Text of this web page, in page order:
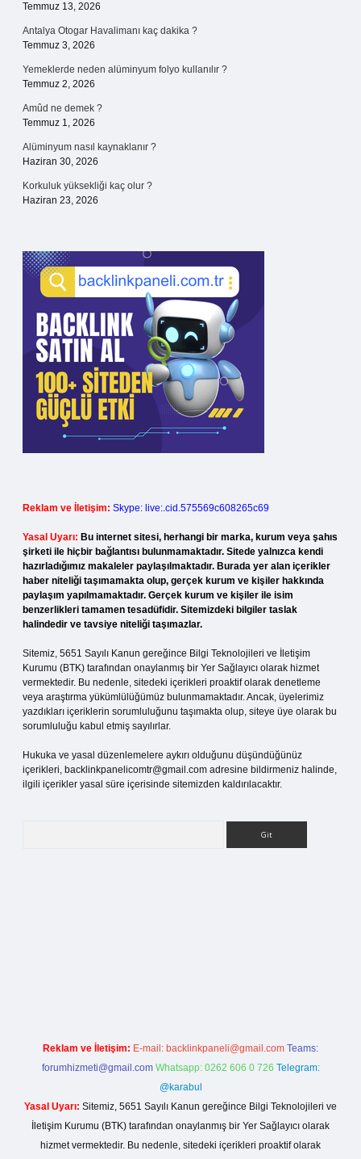
Temmuz 13, 2026
Antalya Otogar Havalimanı kaç dakika ?
Temmuz 3, 2026
Yemeklerde neden alüminyum folyo kullanılır ?
Temmuz 2, 2026
Amûd ne demek ?
Temmuz 1, 2026
Alüminyum nasıl kaynaklanır ?
Haziran 30, 2026
Korkuluk yüksekliği kaç olur ?
Haziran 23, 2026
Reklam ve İletişim: Skype: live:.cid.575569c608265c69
Yasal Uyarı: Bu internet sitesi, herhangi bir marka, kurum veya şahıs
şirketi ile hiçbir bağlantısı bulunmamaktadır. Sitede yalnızca kendi
hazırladığımız makaleler paylaşılmaktadır. Burada yer alan içerikler
haber niteliği taşımamakta olup, gerçek kurum ve kişiler hakkında
paylaşım yapılmamaktadır. Gerçek kurum ve kişiler ile isim
benzerlikleri tamamen tesadüfidir. Sitemizdeki bilgiler taslak
halindedir ve tavsiye niteliği taşımazlar.
Sitemiz, 5651 Sayılı Kanun gereğince Bilgi Teknolojileri ve İletişim
Kurumu (BTK) tarafından onaylanmış bir Yer Sağlayıcı olarak hizmet
vermektedir. Bu nedenle, sitedeki içerikleri proaktif olarak denetleme
veya araştırma yükümlülüğümüz bulunmamaktadır. Ancak, üyelerimiz
yazdıkları içeriklerin sorumluluğunu taşımakta olup, siteye üye olarak bu
sorumluluğu kabul etmiş sayılırlar.
Hukuka ve yasal düzenlemelere aykırı olduğunu düşündüğünüz
içerikleri, backlinkpanelicomtr@gmail.com adresine bildirmeniz halinde,
ilgili içerikler yasal süre içerisinde sitemizden kaldırılacaktır.
Reklam ve İletişim: E-mail: backlinkpaneli@gmail.com Teams:
forumhizmeti@gmail.com Whatsapp: 0262 606 0 726 Telegram:
@karabul
Yasal Uyarı: Sitemiz, 5651 Sayılı Kanun gereğince Bilgi Teknolojileri ve
İletişim Kurumu (BTK) tarafından onaylanmış bir Yer Sağlayıcı olarak
hizmet vermektedir. Bu nedenle, sitedeki içerikleri proaktif olarak